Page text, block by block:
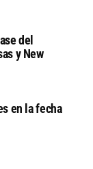
del
y New
en la fecha